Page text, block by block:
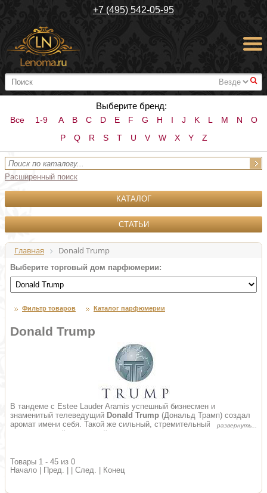
+7 (495) 542-05-95
#
Выберите бренд:
Все 1-9 A B C D E F G H I J K L M N
O
P
Q R S T U V W X Y Z
Расширенный поиск
КАТАЛОГ
СТАТЬИ
Главная Donald Trump
Выберите торговый дом парфюмерии:
Фильтр товаров Каталог парфюмерии
Donald Trump
В тандеме с Estee Lauder Aramis успешный бизнесмен и
знаменитый телеведущий Donald Trump (Дональд Трамп) создал
аромат имени себя. Такой же сильный, стремительный,
харизматичный, как и свой творец, запах для человека, упорно,
из розмарина и можжевельника – как неординарный взгляд на все,
что его окружает, а богатый древесный шлейф, украшенный
Товары 1 - 45 из 0
Начало | Пред. | | След. | Конец